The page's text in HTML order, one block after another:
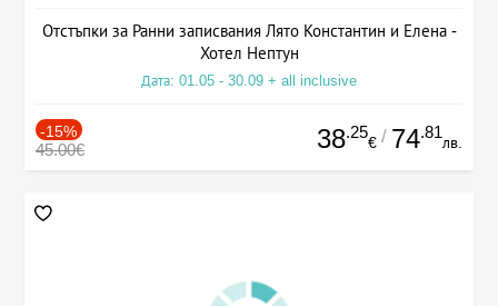
Отстъпки за Ранни записвания Лято Константин и Елена -
Хотел Нептун
Дата: 01.05 - 30.09 + all inclusive
-15%
45.00€ 38.25
€ / 74.81
лв.